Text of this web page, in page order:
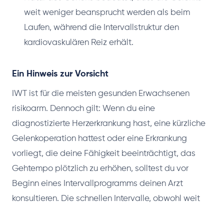
weit weniger beansprucht werden als beim
Laufen, während die Intervallstruktur den
kardiovaskulären Reiz erhält.
Ein Hinweis zur Vorsicht
IWT ist für die meisten gesunden Erwachsenen
risikoarm. Dennoch gilt: Wenn du eine
diagnostizierte Herzerkrankung hast, eine kürzliche
Gelenkoperation hattest oder eine Erkrankung
vorliegt, die deine Fähigkeit beeinträchtigt, das
Gehtempo plötzlich zu erhöhen, solltest du vor
Beginn eines Intervallprogramms deinen Arzt
konsultieren. Die schnellen Intervalle, obwohl weit